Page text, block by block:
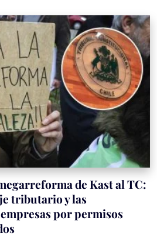
de Kast al TC:
tributario y las
por permisos